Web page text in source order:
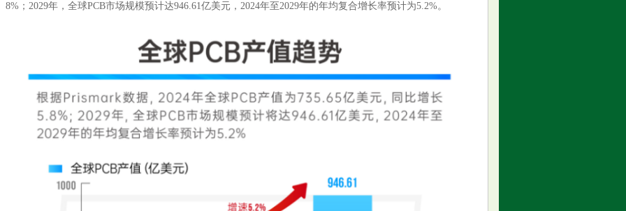
8%；2029年，全球PCB市场规模预计达946.61亿美元，2024年至2029年的年均复合增长率预计为5.2%。